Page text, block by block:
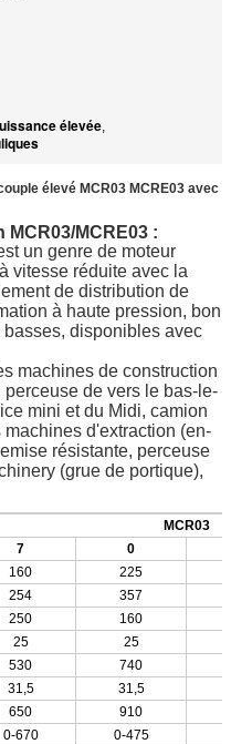
élevée,
élevé MCR03 MCRE03 avec
MCRE03 :
un genre de moteur
vitesse réduite avec la
de distribution de
à haute pression, bon
disponibles avec
machines de construction
de vers le bas-le-
mini et du Midi, camion
d'extraction (en-
résistante, perceuse
(grue de portique),
MCR03
7
0
160 225
254 357
250 160
25
25
530 740
31,5 31,5
650 910
0-670 0-475